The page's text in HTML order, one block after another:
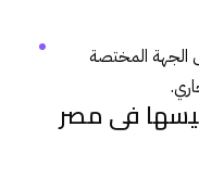
الجهة المختصة
فى مصر